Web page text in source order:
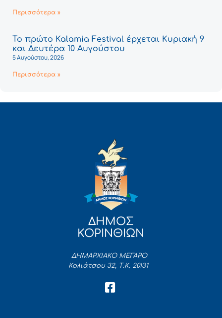
Περισσότερα »
Το πρώτο Kalamia Festival έρχεται Κυριακή 9
και Δευτέρα 10 Αυγούστου
5 Αυγούστου, 2026
Περισσότερα »
ΔΗΜΟΣ
ΚΟΡΙΝΘΙΩΝ
ΔΗΜΑΡΧΙΑΚΟ ΜΕΓΑΡΟ
Κολιάτσου 32, Τ.Κ. 20131